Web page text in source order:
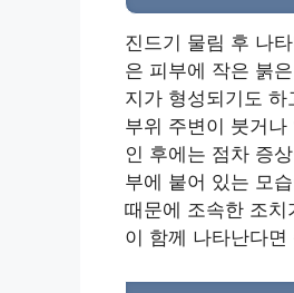
진드기 물림 후 나
은 피부에 작은 붉
지가 형성되기도
부위 주변이 붓거
인 후에는 점차 증
부에 붙어 있는 모
때문에 조속한 조
이 함께 나타난다